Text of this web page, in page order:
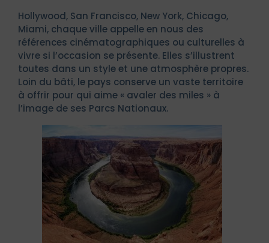
Hollywood, San Francisco, New York, Chicago,
Miami, chaque ville appelle en nous des
références cinématographiques ou culturelles à
vivre si l’occasion se présente. Elles s’illustrent
toutes dans un style et une atmosphère propres.
Loin du bâti, le pays conserve un vaste territoire
à offrir pour qui aime « avaler des miles » à
l’image de ses Parcs Nationaux.